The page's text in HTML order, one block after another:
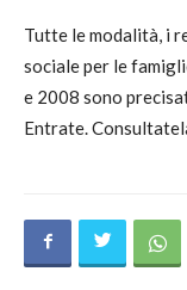
Tutte le modalità, i
sociale per le
e 2008 sono
Entrate.